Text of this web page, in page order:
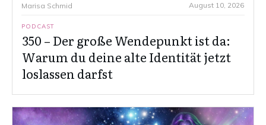
Marisa Schmid August 10, 2026
PODCAST
350 – Der große Wendepunkt ist da:
Warum du deine alte Identität jetzt
loslassen darfst